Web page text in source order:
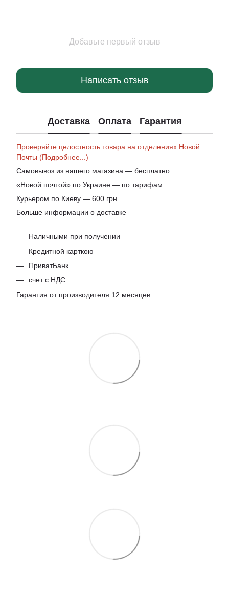
Добавьте первый отзыв
Написать отзыв
Доставка Оплата Гарантия
Проверяйте целостность товара на отделениях Новой
Почты (Подробнее...)
Самовывоз из нашего магазина — бесплатно.
«Новой почтой» по Украине — по тарифам.
Курьером по Киеву — 600 грн.
Больше информации о доставке
Наличными при получении
Кредитной карткою
ПриватБанк
счет с НДС
Гарантия от производителя 12 месяцев